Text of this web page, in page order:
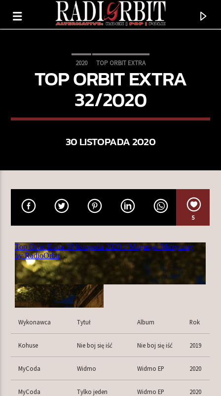
LUDZIE
MS NO ONE
TERAZ W RAMÓWCE
CENTRUM WYNALAZKÓW
20:00 22:00
NA MOJEJ ORBICIE
24:00
2020 TOP ORBIT EXTRA
TOP ORBIT EXTRA
32/2020
30 LISTOPADA 2020
5
Wykonawca Tytuł Album Rok
Kohuse Nie boj się iść Nie boj się iść 2019
MyCoda Widmo Widmo EP 2020
MyCoda Tylko jeden Widmo EP 2020